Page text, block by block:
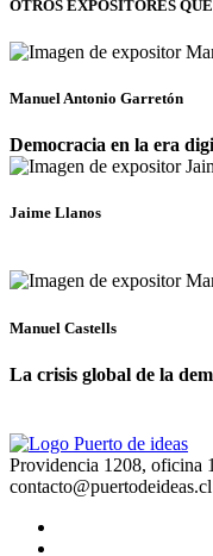
OTROS EXPOSITORES
Manuel Antonio Garretón
Democracia en la era
Jaime Llanos
Manuel Castells
La crisis global de la
Providencia 1208, oficina
contacto@puertodeideas.cl